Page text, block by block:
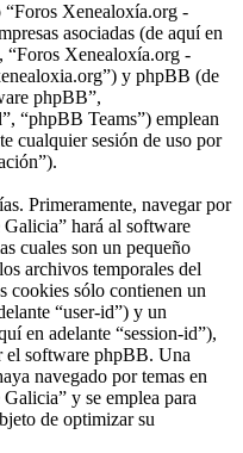
Xenealoxía.org -
asociadas (de aquí en
“Foros Xenealoxía.org -
y phpBB (de
phpBB”,
“phpBB Teams”) emplean
cualquier sesión de uso por
Primeramente, navegar por
hará al software
cuales son un pequeño
archivos temporales del
cookies sólo contienen un
“user-id”) y un
en adelante “session-id”),
el software phpBB. Una
navegado por temas en
y se emplea para
de optimizar su